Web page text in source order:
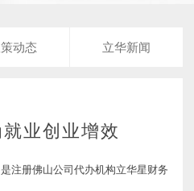
动态 立华新闻
业创业增效
册佛山公司代办机构立华星财务